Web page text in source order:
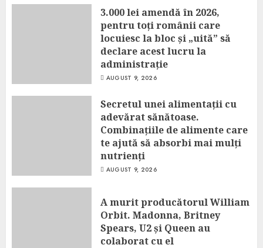
3.000 lei amendă în 2026,
pentru toți românii care
locuiesc la bloc și „uită” să
declare acest lucru la
administrație
AUGUST 9, 2026
Secretul unei alimentații cu
adevărat sănătoase.
Combinațiile de alimente care
te ajută să absorbi mai mulți
nutrienți
AUGUST 9, 2026
A murit producătorul William
Orbit. Madonna, Britney
Spears, U2 și Queen au
colaborat cu el